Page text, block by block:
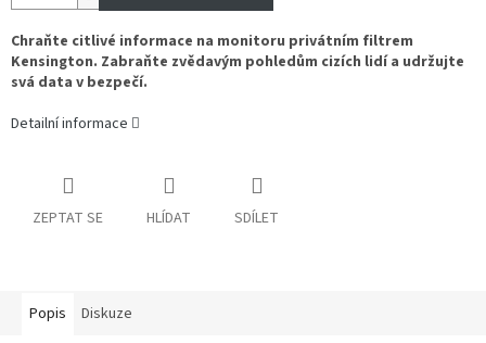
Chraňte citlivé informace na monitoru privátním filtrem
Kensington. Zabraňte zvědavým pohledům cizích lidí a udržujte
svá data v bezpečí.
Detailní informace
ZEPTAT SE HLÍDAT SDÍLET
Popis Diskuze